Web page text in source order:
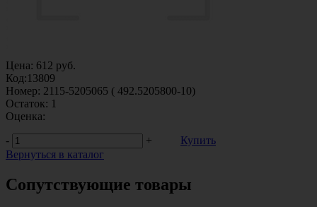
Цена: 612 руб.
Код:13809
Номер: 2115-5205065 ( 492.5205800-10)
Остаток: 1
Оценка:
-
+
Купить
Вернуться в каталог
Сопутствующие товары